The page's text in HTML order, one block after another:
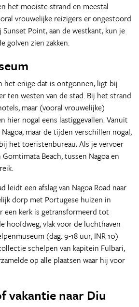
het mooiste strand en meestal
vrouwelijke reizigers er ongestoord
Point, aan de westkant, kun je
golven zien zakken.
het enige dat is ontgonnen, ligt bij
ten westen van de stad. Bij het strand
maar (vooral vrouwelijke)
hier nogal eens lastiggevallen. Vanuit
maar de tijden verschillen nogal,
het toeristenbureau. Als je vervoer
Beach, tussen Nagoa en
leidt een afslag van Nagoa Road naar
dorp met Portugese huizen in
een kerk is getransformeerd tot
hoofdweg, vlak voor de luchthaven
(dag. 9-18 uur, INR 10)
schelpen van kapitein Fulbari,
op alle plaatsen waar hij voor
vakantie naar Diu